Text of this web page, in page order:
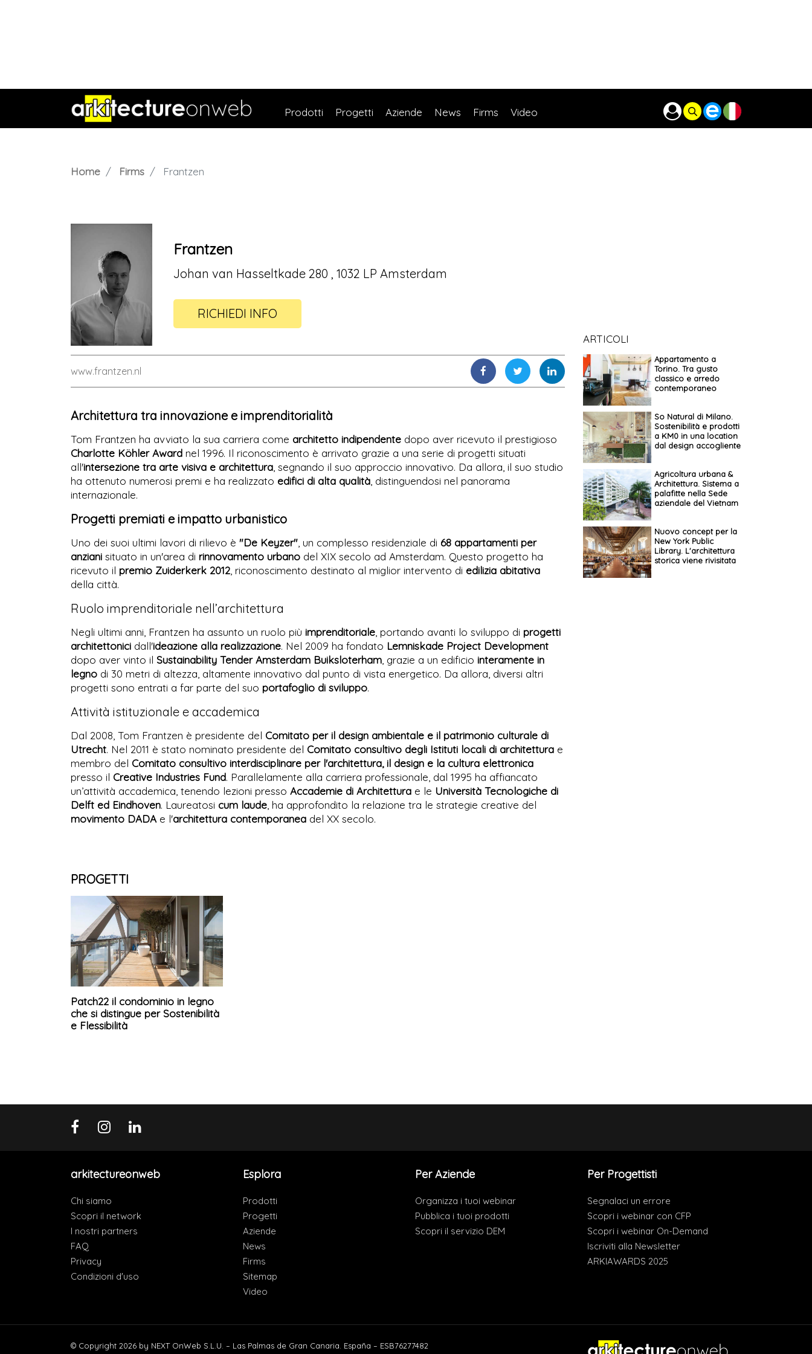
Prodotti Progetti Aziende News Firms Video
Home Firms Frantzen
Frantzen
Johan van Hasseltkade 280 , 1032 LP Amsterdam
RICHIEDI INFO
www.frantzen.nl
Architettura tra innovazione e imprenditorialità
Tom Frantzen ha avviato la sua carriera come architetto indipendente dopo aver ricevuto il prestigioso
Charlotte Köhler Award nel 1996. Il riconoscimento è arrivato grazie a una serie di progetti situati
all'intersezione tra arte visiva e architettura , segnando il suo approccio innovativo. Da allora, il suo studio
ha ottenuto numerosi premi e ha realizzato edifici di alta qualità , distinguendosi nel panorama
internazionale.
Progetti premiati e impatto urbanistico
Uno dei suoi ultimi lavori di rilievo è "De Keyzer" , un complesso residenziale di 68 appartamenti per
anziani situato in un'area di rinnovamento urbano del XIX secolo ad Amsterdam. Questo progetto ha
ricevuto il premio Zuiderkerk 2012 , riconoscimento destinato al miglior intervento di edilizia abitativa
della città.
Ruolo imprenditoriale nell’architettura
Negli ultimi anni, Frantzen ha assunto un ruolo più imprenditoriale , portando avanti lo sviluppo di progetti
architettonici dall'ideazione alla realizzazione. Nel 2009 ha fondato Lemniskade Project Development
dopo aver vinto il Sustainability Tender Amsterdam Buiksloterham , grazie a un edificio interamente in
legno di 30 metri di altezza, altamente innovativo dal punto di vista energetico. Da allora, diversi altri
progetti sono entrati a far parte del suo portafoglio di sviluppo.
Attività istituzionale e accademica
Dal 2008, Tom Frantzen è presidente del Comitato per il design ambientale e il patrimonio culturale di
Utrecht. Nel 2011 è stato nominato presidente del Comitato consultivo degli Istituti locali di architettura e
membro del Comitato consultivo interdisciplinare per l'architettura, il design e la cultura elettronica
presso il Creative Industries Fund. Parallelamente alla carriera professionale, dal 1995 ha affiancato
un’attività accademica, tenendo lezioni presso Accademie di Architettura e le Università Tecnologiche di
Delft ed Eindhoven. Laureatosi cum laude , ha approfondito la relazione tra le strategie creative del
movimento DADA e l'architettura contemporanea del XX secolo.
PROGETTI
Patch22 il condominio in legno
che si distingue per Sostenibilità
e Flessibilità
ARTICOLI
Appartamento a
Torino. Tra gusto
classico e arredo
contemporaneo
So Natural di Milano.
Sostenibilità e prodotti
a KM0 in una location
dal design accogliente
Agricoltura urbana &
Architettura. Sistema a
palafitte nella Sede
aziendale del Vietnam
Nuovo concept per la
New York Public
Library. L'architettura
storica viene rivisitata
arkitectureonweb
Chi siamo
Scopri il network
I nostri partners
FAQ
Privacy
Condizioni d'uso
Esplora
Prodotti
Progetti
Aziende
News
Firms
Sitemap
Video
Per Aziende
Organizza i tuoi webinar
Pubblica i tuoi prodotti
Scopri il servizio DEM
Per Progettisti
Segnalaci un errore
Scopri i webinar con CFP
Scopri i webinar On-Demand
Iscriviti alla Newsletter
ARKIAWARDS 2025
© Copyright 2026 by NEXT OnWeb S.L.U. – Las Palmas de Gran Canaria. España – ESB76277482